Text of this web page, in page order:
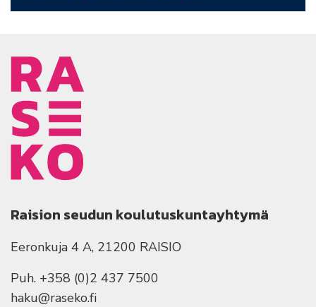
Raision seudun koulutuskuntayhtymä
Eeronkuja 4 A, 21200 RAISIO
Puh. +358 (0)2 437 7500
haku@raseko.fi